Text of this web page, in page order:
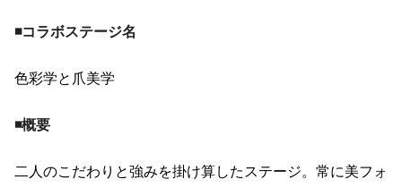
◾️コラボステージ名
色彩学と爪美学
◾️概要
二人のこだわりと強みを掛け算したステージ。常に美フォ